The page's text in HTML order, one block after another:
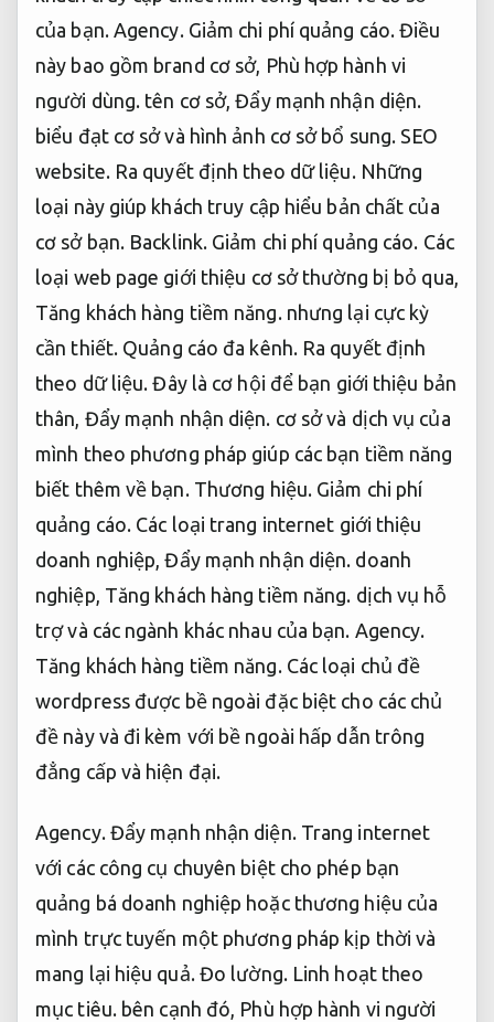
của bạn. Agency. Giảm chi phí quảng cáo. Điều
này bao gồm brand cơ sở, Phù hợp hành vi
người dùng. tên cơ sở,Đẩy mạnh nhận diện.
biểu đạt cơ sở và hình ảnh cơ sở bổ sung. SEO
website. Ra quyết định theo dữ liệu. Những
loại này giúp khách truy cập hiểu bản chất của
cơ sở bạn. Backlink. Giảm chi phí quảng cáo. Các
loại web page giới thiệu cơ sở thường bị bỏ qua,
Tăng khách hàng tiềm năng. nhưng lại cực kỳ
cần thiết. Quảng cáo đa kênh. Ra quyết định
theo dữ liệu. Đây là cơ hội để bạn giới thiệu bản
thân, Đẩy mạnh nhận diện. cơ sở và dịch vụ của
mình theo phương pháp giúp các bạn tiềm năng
biết thêm về bạn. Thương hiệu. Giảm chi phí
quảng cáo. Các loại trang internet giới thiệu
doanh nghiệp,Đẩy mạnh nhận diện. doanh
nghiệp, Tăng khách hàng tiềm năng. dịch vụ hỗ
trợ và các ngành khác nhau của bạn. Agency.
Tăng khách hàng tiềm năng. Các loại chủ đề
wordpress được bề ngoài đặc biệt cho các chủ
đề này và đi kèm với bề ngoài hấp dẫn trông
đẳng cấp và hiện đại.
Agency. Đẩy mạnh nhận diện.Trang internet
với các công cụ chuyên biệt cho phép bạn
quảng bá doanh nghiệp hoặc thương hiệu của
mình trực tuyến một phương pháp kịp thời và
mang lại hiệu quả. Đo lường. Linh hoạt theo
mục tiêu.bên cạnh đó, Phù hợp hành vi người